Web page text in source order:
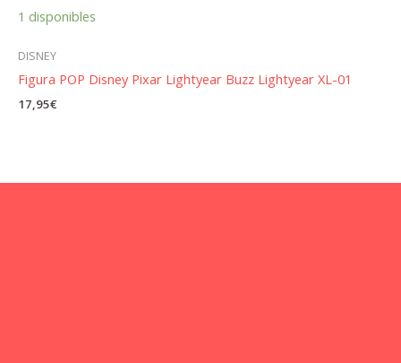
1 disponibles
DISNEY
Figura POP Disney Pixar Lightyear Buzz Lightyear XL-01
17,95€